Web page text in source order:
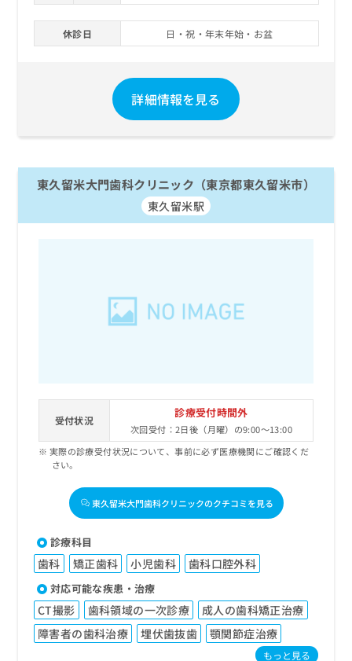
休診日 日・祝・年末年始・お盆
詳細情報を見る
東久留米大門歯科クリニック（東京都東久留米市）
東久留米駅
受付状況
診療受付時間外
次回受付：2日後（月曜）の9:00～13:00
実際の診療受付状況について、事前に必ず医療機関にご確認くだ
さい。
東久留米大門歯科クリニックのクチコミを見る
診療科目
歯科 矯正歯科 小児歯科 歯科口腔外科
対応可能な疾患・治療
CT撮影 歯科領域の一次診療
成人の歯科矯正治療
障害者の歯科治療
埋伏歯抜歯 顎関節症治療
もっと見る